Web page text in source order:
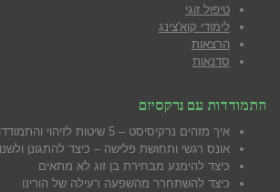
טיפול זוגי
לימודי קוא'צינג
הרצאות
סדנאות
התמודדות עם נרקסיזם
איך מזהים נרקיסיסט – 5 שיטות לזיהוי והתמודדות עם נרקיסיזם
אונס רגשי ותחושת פלישה – כיצד להתגונן
כיצד להימנע מבחירת בן זוג לא מתאים
כיצד להשתחרר מהשפעה רעילה של הורינו